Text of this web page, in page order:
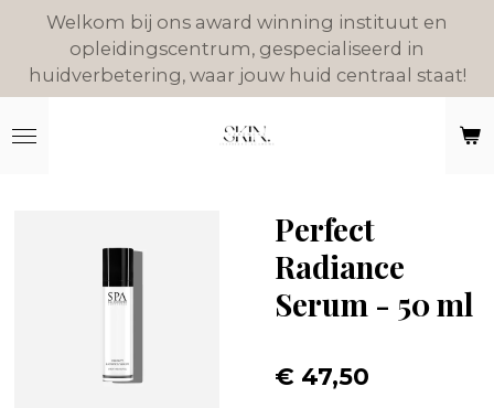
naar
de
hoofdinhoud
Welkom bij ons award winning instituut en
opleidingscentrum, gespecialiseerd in
huidverbetering, waar jouw huid centraal staat!
Perfect
Radiance
Serum - 50 ml
€ 47,50